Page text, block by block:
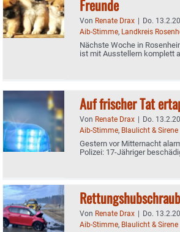
Freunde
Von Renate Drax | Do.
Aib-Stimme, Landkreis
Nächste Woche in
ist mit Ausstellern komplett
Auf frischer Tat
Von Renate Drax | Do.
Aib-Stimme, Blaulicht & Sirene
Gestern vor Mitternacht
Polizei: 17-Jähriger
Von Renate Drax | Do.
Aib-Stimme, Blaulicht & Sirene